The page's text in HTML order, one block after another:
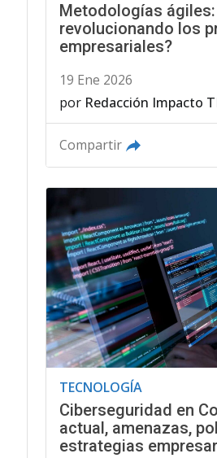
Metodologías
revolucionando los
empresariales?
19 Ene 2026
por Redacción Impacto
Compartir
TECNOLOGÍA
Ciberseguridad en
actual, amenazas,
estrategias